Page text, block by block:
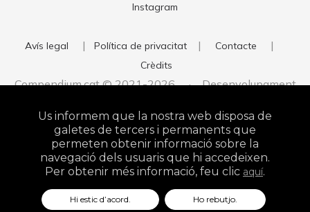
Instagram
Avís legal | Política de privacitat | Contacte |
Crèdits
Compendium.cat © 2021-2026 · Desenvolupament
Studio
Us informem que la nostra web disposa de
galetes de tercers i permanents que
permeten obtenir informació sobre la
navegació dels usuaris que hi accedeixen.
Per obtenir més informació, feu clic aquí.
Hi estic d’acord. Ho rebutjo.